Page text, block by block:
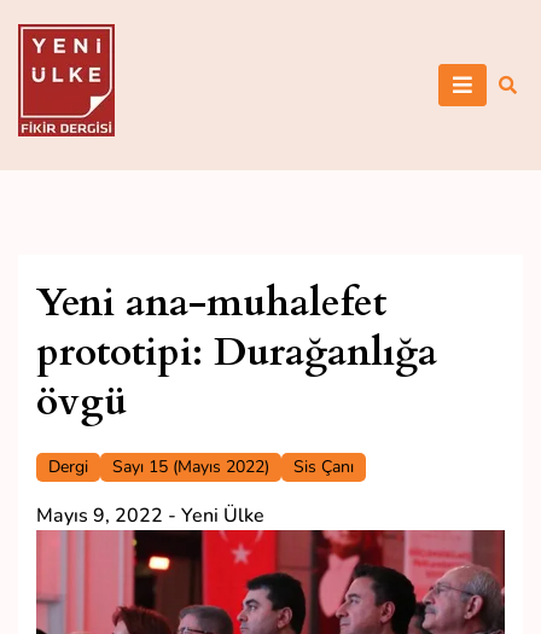
content
Yeni Ülke
Yeni ana-muhalefet
prototipi: Durağanlığa
övgü
Dergi Sayı 15 (Mayıs 2022) Sis Çanı
Mayıs 9, 2022 - Yeni Ülke